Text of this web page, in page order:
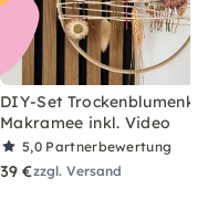
DIY-Set
Makramee inkl. Video
5,0 Partnerbewertung
39 €zzgl. Versand